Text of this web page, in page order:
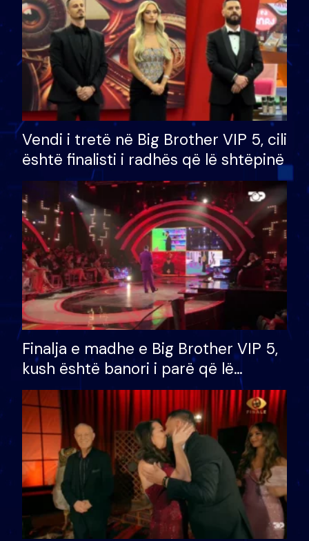
Vendi i tretë në Big Brother VIP 5, cili
është finalisti i radhës që lë shtëpinë
Finalja e madhe e Big Brother VIP 5,
kush është banori i parë që lë
shtëpinë dhe humb mundësinë për
të fituar çmimin e madh